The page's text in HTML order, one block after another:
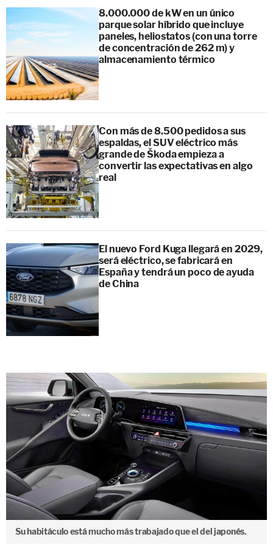
8.000.000 de kW en un único
parque solar híbrido que incluye
paneles, heliostatos (con una torre
de concentración de 262 m) y
almacenamiento térmico
Con más de 8.500 pedidos a sus
espaldas, el SUV eléctrico más
grande de Škoda empieza a
convertir las expectativas en algo
real
El nuevo Ford Kuga llegará en 2029,
será eléctrico, se fabricará en
España y tendrá un poco de ayuda
de China
Su habitáculo está mucho más trabajado que el del japonés.